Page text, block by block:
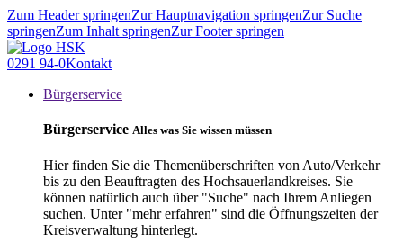
Zum Header springenZur Hauptnavigation springenZur Suche
springenZum Inhalt springenZur Footer springen
0291 94-0Kontakt
Bürgerservice
Bürgerservice Alles was Sie wissen müssen
Hier finden Sie die Themenüberschriften von Auto/Verkehr
bis zu den Beauftragten des Hochsauerlandkreises. Sie
können natürlich auch über "Suche" nach Ihrem Anliegen
suchen. Unter "mehr erfahren" sind die Öffnungszeiten der
Kreisverwaltung hinterlegt.